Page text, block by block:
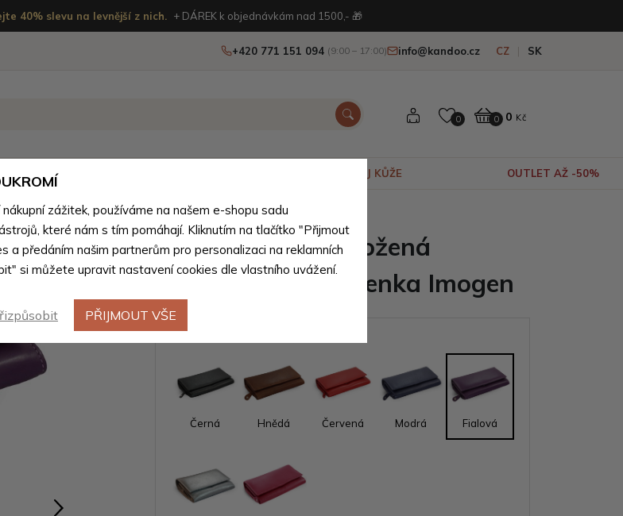
40% slevu na levnější z nich. + DÁREK k objednávkám nad 1500,- 🎁
+420 771 151 094 (9:00 – 17:00) info@kandoo.cz CZ SK
0 0 0 Kč
VÝPRODEJ KŮŽE OUTLET AŽ -50%
kůže pro ženy > Peněženky pro ženy z přírodní pravé kůže
Fialová dámská kožená
psaníčková peněženka Imogen
Barevné varianty
Černá Hnědá Červená Modrá Fialová
zážitek, používáme na našem e-shopu sadu
které nám s tím pomáhají. Kliknutím na tlačítko "Přijmout
a předáním našim partnerům pro personalizaci na reklamních
si můžete upravit nastavení cookies dle vlastního uvážení.
PŘIJMOUT VŠE